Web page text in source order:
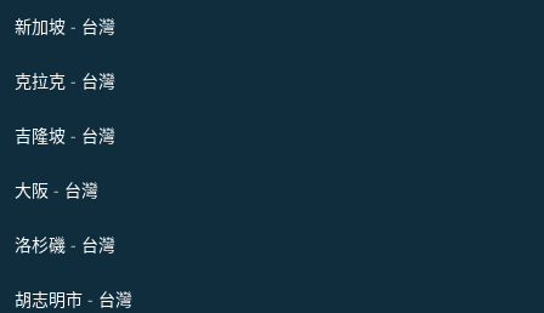
新加坡 - 台灣
克拉克 - 台灣
吉隆坡 - 台灣
大阪 - 台灣
洛杉磯 - 台灣
胡志明市 - 台灣